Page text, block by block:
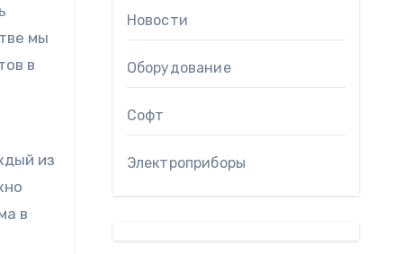
мы
в
из
в
Новости
Оборудование
Софт
Электроприборы